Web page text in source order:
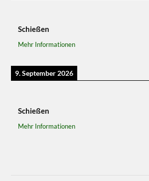
Schießen
Mehr Informationen
9. September 2026
Schießen
Mehr Informationen